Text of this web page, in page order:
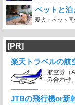
ペットと
愛犬・ペット
[PR]
楽天トラベルの航
航空券（
み合わせ。
JTBの飛行機or新